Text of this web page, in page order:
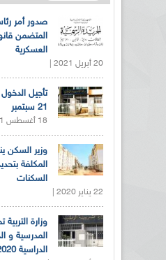
صدور أمر
المتضمن
العسكرية
20 أبريل 2021 |
تأجيل
21 سبتمبر
18 أغسطس 2021 |
وزير السكن
المكلفة
السكنات
22 يناير 2020 |
وزارة
المدرسية و
الدراسية 2020-2021